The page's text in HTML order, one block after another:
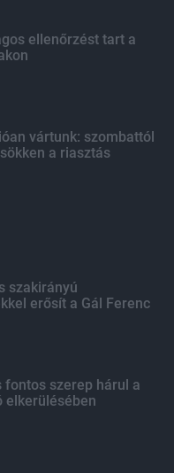
ellenőrzést tart a
vártunk: szombattól
a riasztás
szakirányú
erősít a Gál Ferenc
fontos szerep hárul a
elkerülésében